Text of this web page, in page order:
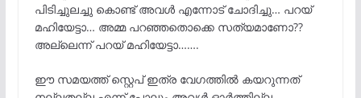
പിടിച്ചുലച്ചു കൊണ്ട് അവൾ എന്നോട് ചോദിച്ചു… പറയ്‌
മഹിയേട്ടാ… അമ്മ പറഞ്ഞതൊക്കെ സത്യമാണോ??
അല്ലെന്ന് പറയ് മഹിയേട്ടാ…….
ഈ സമയത്ത് സ്റ്റെപ് ഇത്ര വേഗത്തിൽ കയറുന്നത്